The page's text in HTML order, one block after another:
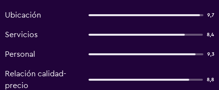
Ubicación 9,7
Servicios 8,4
Personal 9,3
Relación calidad-
precio
8,8